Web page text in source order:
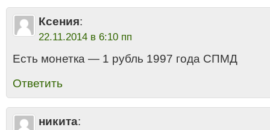
Ксения:
22.11.2014 в 6:10 пп
Есть монетка — 1 рубль 1997 года СПМД
Ответить
никита: